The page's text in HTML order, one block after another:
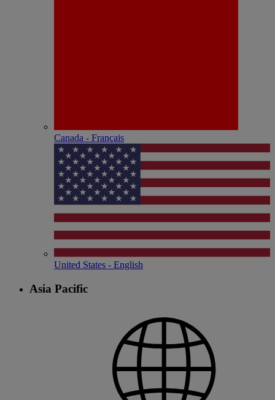
Canada - Français
United States - English
Asia Pacific